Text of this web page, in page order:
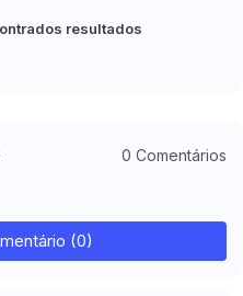
resultados
0 Comentários
(0)